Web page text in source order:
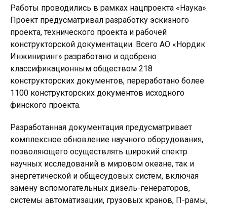
Работы проводились в рамках нацпроекта «Наука».
Проект предусматривал разработку эскизного
проекта, технического проекта и рабочей
конструкторской документации. Всего АО «Нордик
Инжиниринг» разработано и одобрено
классификационным обществом 218
конструкторских документов, переработано более
1100 конструкторских документов исходного
финского проекта.
Разработанная документация предусматривает
комплексное обновление научного оборудования,
позволяющего осуществлять широкий спектр
научных исследований в мировом океане, так и
энергетической и общесудовых систем, включая
замену вспомогательных дизель-генераторов,
системы автоматизации, грузовых кранов, П-рамы,